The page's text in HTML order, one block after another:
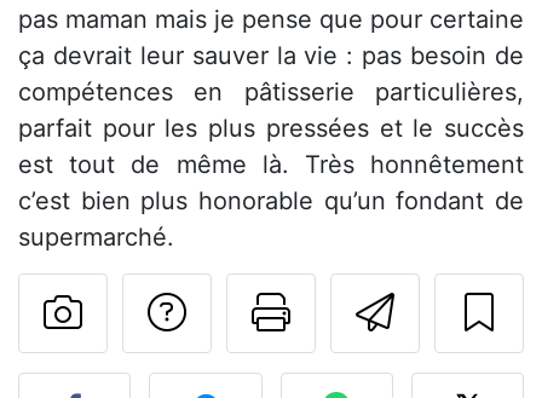
pas maman mais je pense que pour certaine
ça devrait leur sauver la vie : pas besoin de
compétences en pâtisserie particulières,
parfait pour les plus pressées et le succès
est tout de même là. Très honnêtement
c’est bien plus honorable qu’un fondant de
supermarché.
Imprimer
Poser une
Publier votre photo de